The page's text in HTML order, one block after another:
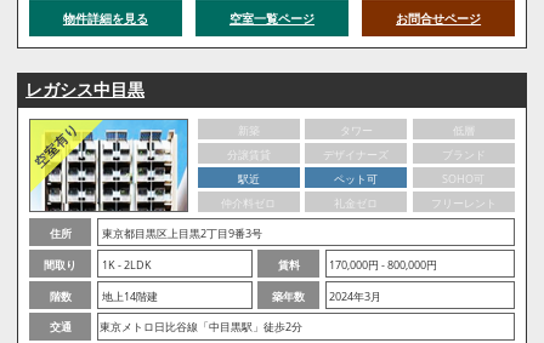
物件詳細を見る 空室一覧ページ お問合せページ
レガシス中目黒
新築 タワー
低層
分譲賃貸
デザイナーズ
ブランド
駅近
ペット可
SOHO可
仲介料ゼロ
礼金ゼロ
フリーレント
住所
東京都目黒区上目黒2丁目9番3号
間取り
1K - 2LDK 賃料
170,000円 - 800,000円
階数
地上14階建 築年数
2024年3月
交通
東京メトロ日比谷線「中目黒駅」徒歩2分